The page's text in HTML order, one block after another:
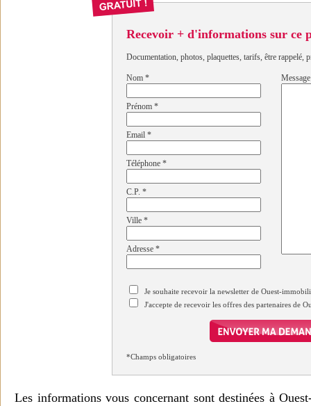
Recevoir + d'informations sur ce
Documentation, photos, plaquettes, tarifs, être rappelé,
Nom *
Prénom *
Email *
Téléphone *
C.P. *
Ville *
Adresse *
Message
Je souhaite recevoir la newsletter de Ouest-
J'accepte de recevoir les offres des partenaires de
*Champs obligatoires
Les informations vous concernant sont destinées à